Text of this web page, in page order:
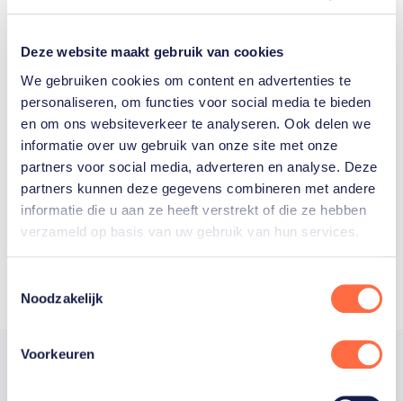
Deze website maakt gebruik van cookies
We gebruiken cookies om content en advertenties te
personaliseren, om functies voor social media te bieden
en om ons websiteverkeer te analyseren. Ook delen we
informatie over uw gebruik van onze site met onze
partners voor social media, adverteren en analyse. Deze
partners kunnen deze gegevens combineren met andere
informatie die u aan ze heeft verstrekt of die ze hebben
verzameld op basis van uw gebruik van hun services.
Noodzakelijk
Voorkeuren
Welke Nederlanders hebben er
ooit meegedaan aan de
Olympische Spelen?